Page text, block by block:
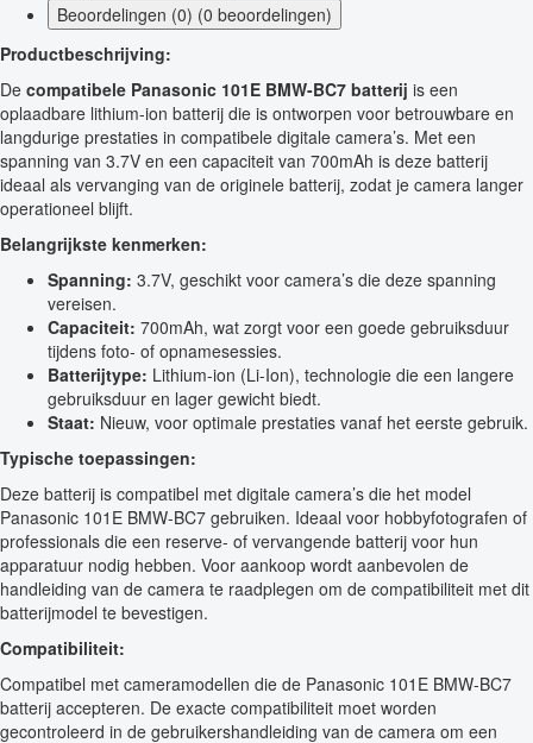
Beoordelingen (0) (0 beoordelingen)
Productbeschrijving:
De compatibele Panasonic 101E BMW-BC7 batterij is een
oplaadbare lithium-ion batterij die is ontworpen voor betrouwbare en
langdurige prestaties in compatibele digitale camera’s. Met een
spanning van 3.7V en een capaciteit van 700mAh is deze batterij
ideaal als vervanging van de originele batterij, zodat je camera langer
operationeel blijft.
Belangrijkste kenmerken:
Spanning: 3.7V, geschikt voor camera’s die deze spanning
vereisen.
Capaciteit: 700mAh, wat zorgt voor een goede gebruiksduur
tijdens foto- of opnamesessies.
Batterijtype: Lithium-ion (Li-Ion), technologie die een langere
gebruiksduur en lager gewicht biedt.
Staat: Nieuw, voor optimale prestaties vanaf het eerste gebruik.
Typische toepassingen:
Deze batterij is compatibel met digitale camera’s die het model
Panasonic 101E BMW-BC7 gebruiken. Ideaal voor hobbyfotografen of
professionals die een reserve- of vervangende batterij voor hun
apparatuur nodig hebben. Voor aankoop wordt aanbevolen de
handleiding van de camera te raadplegen om de compatibiliteit met dit
batterijmodel te bevestigen.
Compatibiliteit:
Compatibel met cameramodellen die de Panasonic 101E BMW-BC7
batterij accepteren. De exacte compatibiliteit moet worden
gecontroleerd in de gebruikershandleiding van de camera om een